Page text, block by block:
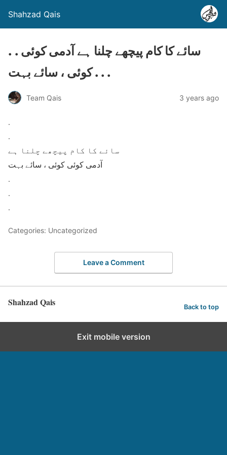
Shahzad Qais
. . سائے کا کام پیچھے چلنا ہے آدمی کوئی
کوئی ، سائے بہت . . .
Team Qais 3 years ago
.
.
سائے کا کام پیچھے چلنا ہے
آدمی کوئی کوئی ، سائے بہت
.
.
.
Categories: Uncategorized
Leave a Comment
Shahzad Qais Back to top
Exit mobile version